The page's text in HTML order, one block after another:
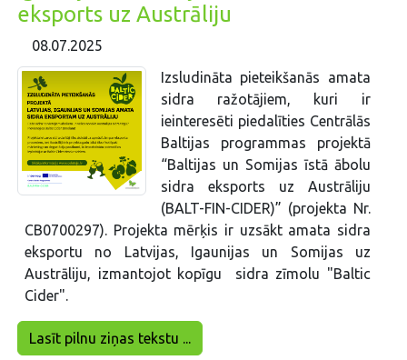
eksports uz Austrāliju
08.07.2025
Izsludināta pieteikšanās amata
sidra ražotājiem, kuri ir
ieinteresēti piedalīties Centrālās
Baltijas programmas projektā
“Baltijas un Somijas īstā ābolu
sidra eksports uz Austrāliju
(BALT-FIN-CIDER)” (projekta Nr.
CB0700297). Projekta mērķis ir uzsākt amata sidra
eksportu no Latvijas, Igaunijas un Somijas uz
Austrāliju, izmantojot kopīgu sidra zīmolu "Baltic
Cider".
Lasīt pilnu ziņas tekstu ...